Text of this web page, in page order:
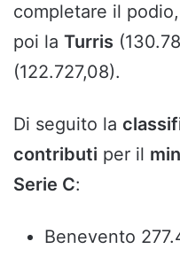
completare il
poi la Turris
(122.727,08).
Di seguito la
contributi per il
Serie C:
Benevento